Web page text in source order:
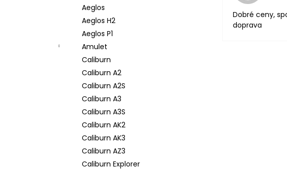
Aeglos
Aeglos H2
Aeglos P1
Amulet
Caliburn
Caliburn A2
Caliburn A2S
Caliburn A3
Caliburn A3S
Caliburn AK2
Caliburn AK3
Caliburn AZ3
Caliburn Explorer
Dobré ceny,
doprava